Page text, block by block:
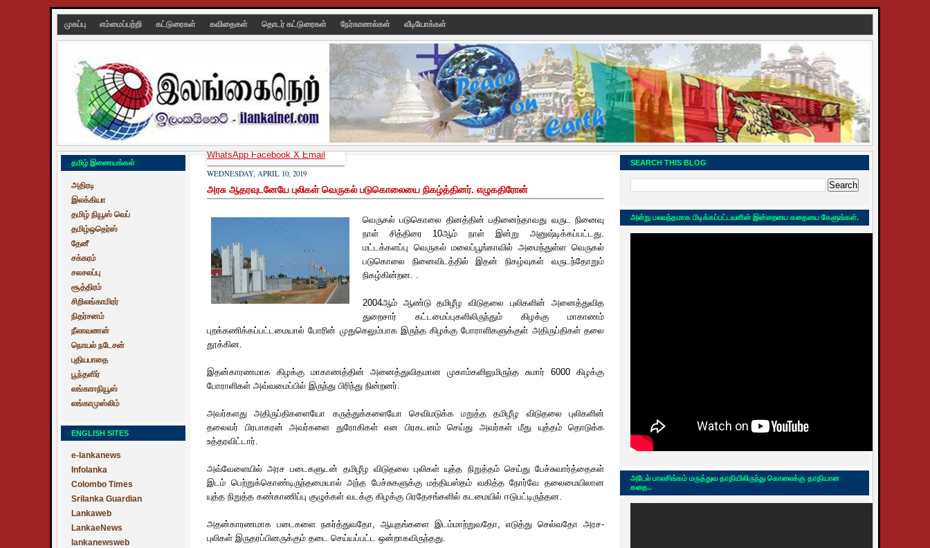
முகப்பு எம்மைப்பற்றி கட்டுரைகள் கவிதைகள் தொடர் கட்டுரைகள் நேர்காணல்கள் வீடியோக்கள்
தமிழ் இணையங்கள்
அதிரடி
இலக்கியா
தமிழ் நியூஸ் வெப்
தமிழ்ஒதெர்ஸ்
தேனீ
சக்கரம்
சலசலப்பு
சூத்திரம்
சிறிலங்காமிரர்
நிதர்சனம்
நீலாவணன்
நொயல் நடேசன்
புதியபாதை
பூந்தளிர்
லங்காஈநியூஸ்
லங்காமுஸ்லிம்
ENGLISH SITES
e-lankanews
Infolanka
Colombo Times
Srilanka Guardian
Lankaweb
LankaeNews
lankanewsweb
WEDNESDAY, APRIL 10, 2019
அரசு ஆதரவுடனேயே புலிகள் வெருகல் படுகொலையை நிகழ்த்தினர். எழுகதிரோன்
வெருகல் படுகொலை தினத்தின் பதினைந்தாவது வருட நினைவு
நாள் சித்திரை 10ஆம் நாள் இன்று அனுஷ்டிக்கப்பட்டது.
மட்டக்களப்பு வெருகல் மலைப்பூங்காவில் அமைந்துள்ள வெருகல்
படுகொலை நினைவிடத்தில் இதன் நிகழ்வுகள் வருடந்தோறும்
நிகழ்கின்றன. .
2004ஆம் ஆண்டு தமிழீழ விடுதலை புலிகளின் அனைத்துவித
துறைசார் கட்டமைப்புகளிலிருந்தும் கிழக்கு மாகாணம்
புறக்கணிக்கப்பட்டமையால் போரின் முதுகெலும்பாக இருந்த கிழக்கு போராளிகளுக்குள் அதிருப்திகள் தலை
தூக்கின.
இதன்காரணமாக கிழக்கு மாகாணத்தின் அனைத்துவிதமான முகாம்களிலுமிருந்த சுமார் 6000 கிழக்கு
போராளிகள் அவ்வமைப்பில் இருந்து பிரிந்து நின்றனர்.
அவர்களது அதிருப்திகளையோ கருத்துக்களையோ செவிமடுக்க மறுத்த தமிழீழ விடுதலை புலிகளின்
தலைவர் பிரபாகரன் அவர்களை துரோகிகள் என பிரகடனம் செய்து அவர்கள் மீது யுத்தம் தொடுக்க
உத்தரவிட்டார்.
அவ்வேளையில் அரச படைகளுடன் தமிழீழ விடுதலை புலிகள் யுத்த நிறுத்தம் செய்து பேச்சுவார்த்தைகள்
இடம் பெற்றுக்கொண்டிருந்தமையால் அந்த பேச்சுகளுக்கு மத்தியஸ்தம் வகித்த நோர்வே தலைமையிலான
யுத்த நிறுத்த கண்காணிப்பு குழுக்கள் வடக்கு கிழக்கு பிரதேசங்களில் கடமையில் ஈடுபட்டிருந்தன.
அதன்காரணமாக படைகளை நகர்த்துவதோ, ஆயுதங்களை இடம்மாற்றுவதோ, எடுத்து செல்வதோ அரச-
புலிகள் இருதரப்பினருக்கும் தடை செய்யப்பட்ட ஒன்றாகவிருந்தது.
WhatsAppFacebookXEmail
SEARCH THIS BLOG
அன்று பலவந்தமாக பிடிக்கப்பட்டவளின் இன்றையை கதையை கேளுங்கள்.
அடேல் பாலசிங்கம் மருத்துவ தாதியிலிருந்து கொலைக்கு தாதியான
கதை..